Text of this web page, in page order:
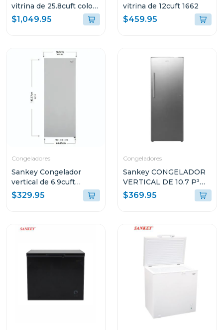
vitrina de 25.8cuft color
negra rfd3563
$1,049.95
vitrina de 12cuft 1662
$459.95
Congeladores
Sankey Congelador
vertical de 6.9cuft
rfc706
$329.95
Congeladores
Sankey CONGELADOR
VERTICAL DE 10.7 P³
RFC1301
$369.95